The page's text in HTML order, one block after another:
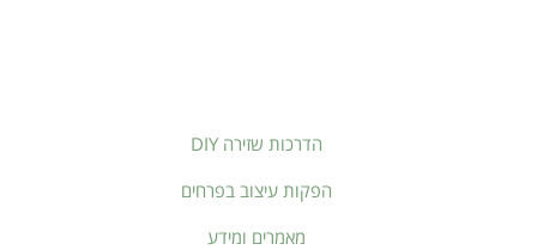
הדרכות שזירה DIY
הפקות עיצוב בפרחים
מאמרים ומידע